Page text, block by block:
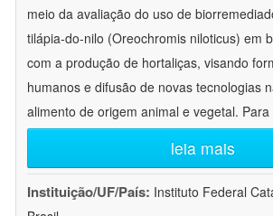
meio da avaliação do uso de
tilápia-do-nilo (Oreochromis niloticus) em
com a produção de hortaliças, visando
humanos e difusão de novas tecnologias
alimento de origem animal e vegetal. Para
leia mais
Instituição/UF/País: Instituto Federal